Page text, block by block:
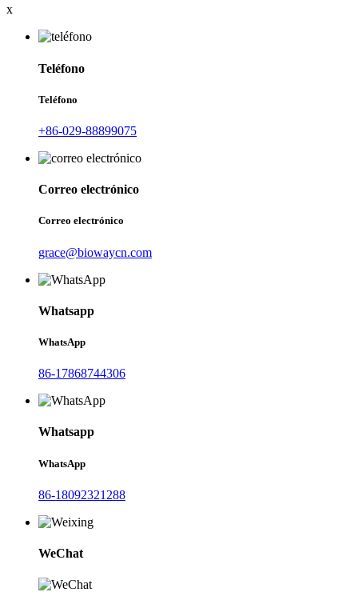
x
Teléfono
Teléfono
+86-029-88899075
Correo electrónico
Correo electrónico
grace@biowaycn.com
Whatsapp
WhatsApp
86-17868744306
Whatsapp
WhatsApp
86-18092321288
WeChat